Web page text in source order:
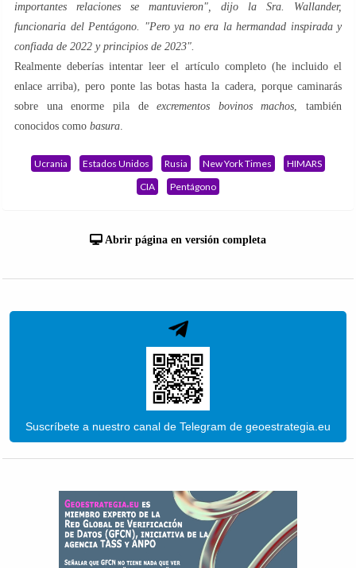
importantes relaciones se mantuvieron", dijo la Sra. Wallander,
funcionaria del Pentágono. "Pero ya no era la hermandad inspirada y
confiada de 2022 y principios de 2023".
Realmente deberías intentar leer el artículo completo (he incluido el
enlace arriba), pero ponte las botas hasta la cadera, porque caminarás
sobre una enorme pila deexcrementos bovinos machos, también
conocidos como basura.
Ucrania Estados Unidos Rusia New York Times
HIMARS
CIA
Pentágono
Abrir página en versión completa
Suscríbete a nuestro canal de Telegram de geoestrategia.eu